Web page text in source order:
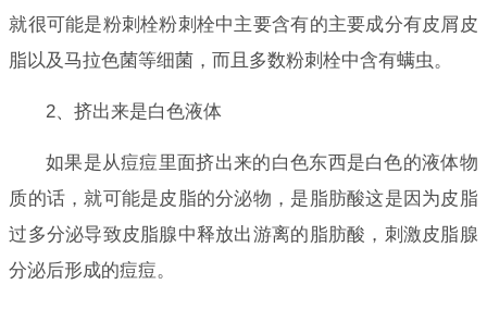
就很可能是粉刺栓粉刺栓中主要含有的主要成分有皮屑皮
脂以及马拉色菌等细菌，而且多数粉刺栓中含有螨虫。
2、挤出来是白色液体
如果是从痘痘里面挤出来的白色东西是白色的液体物
质的话，就可能是皮脂的分泌物，是脂肪酸这是因为皮脂
过多分泌导致皮脂腺中释放出游离的脂肪酸，刺激皮脂腺
分泌后形成的痘痘。